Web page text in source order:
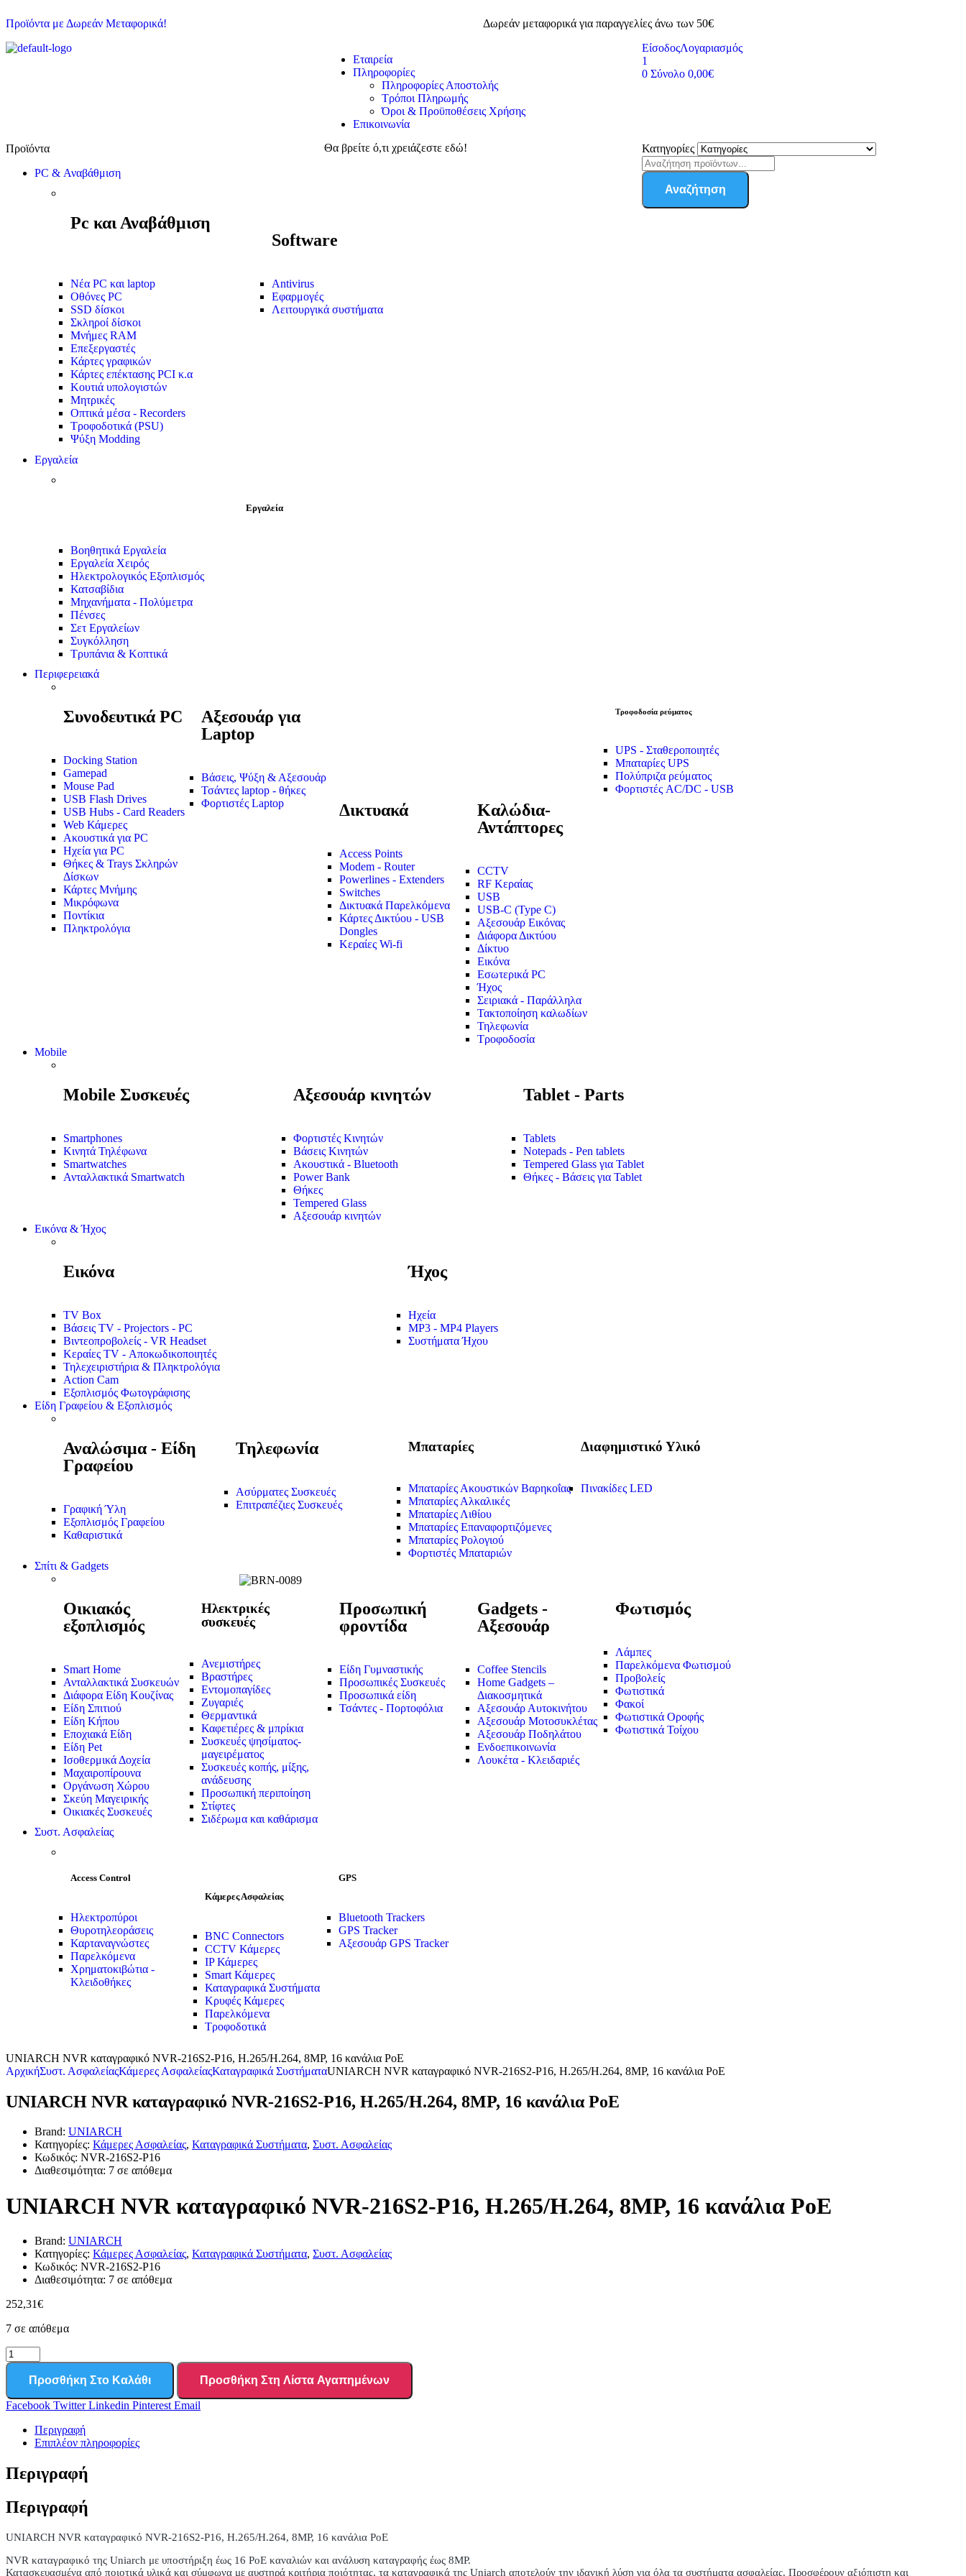
Προϊόντα με Δωρεάν Μεταφορικά! Δωρεάν μεταφορικά για παραγγελίες άνω των 50€
Εταιρεία
Πληροφορίες
Πληροφορίες Αποστολής
Τρόποι Πληρωμής
Όροι & Προϋποθέσεις Χρήσης
Επικοινωνία
ΕίσοδοςΛογαριασμός
1
0Σύνολο 0,00€
PC & Αναβάθμιση
Pc και Αναβάθμιση
Software
Νέα PC και laptop
Οθόνες PC
SSD δίσκοι
Σκληροί δίσκοι
Μνήμες RAM
Επεξεργαστές
Κάρτες γραφικών
Κάρτες επέκτασης PCI κ.α
Κουτιά υπολογιστών
Μητρικές
Οπτικά μέσα - Recorders
Τροφοδοτικά (PSU)
Ψύξη Modding
Antivirus
Εφαρμογές
Λειτουργικά συστήματα
Εργαλεία
Εργαλεία
Βοηθητικά Εργαλεία
Εργαλεία Χειρός
Ηλεκτρολογικός Εξοπλισμός
Κατσαβίδια
Μηχανήματα - Πολύμετρα
Πένσες
Σετ Εργαλείων
Συγκόλληση
Τρυπάνια & Κοπτικά
Περιφερειακά
Συνοδευτικά PC
Docking Station
Gamepad
Mouse Pad
USB Flash Drives
USB Hubs - Card Readers
Web Κάμερες
Ακουστικά για PC
Ηχεία για PC
Θήκες & Trays Σκληρών
Δίσκων
Κάρτες Μνήμης
Μικρόφωνα
Ποντίκια
Πληκτρολόγια
Αξεσουάρ για
Laptop
Βάσεις, Ψύξη & Αξεσουάρ
Τσάντες laptop - θήκες
Φορτιστές Laptop
Δικτυακά
Access Points
Modem - Router
Powerlines - Extenders
Switches
Δικτυακά Παρελκόμενα
Κάρτες Δικτύου - USB
Dongles
Κεραίες Wi-fi
Καλώδια-
Αντάπτορες
CCTV
RF Κεραίας
USB
USB-C (Type C)
Αξεσουάρ Εικόνας
Διάφορα Δικτύου
Δίκτυο
Εικόνα
Εσωτερικά PC
Ήχος
Σειριακά - Παράλληλα
Τακτοποίηση καλωδίων
Τηλεφωνία
Τροφοδοσία
Τροφοδοσία ρεύματος
UPS - Σταθεροποιητές
Μπαταρίες UPS
Πολύπριζα ρεύματος
Φορτιστές AC/DC - USB
Mobile
Mobile Συσκευές
Smartphones
Κινητά Τηλέφωνα
Smartwatches
Ανταλλακτικά Smartwatch
Αξεσουάρ κινητών
Φορτιστές Κινητών
Βάσεις Κινητών
Ακουστικά - Bluetooth
Power Bank
Θήκες
Tempered Glass
Αξεσουάρ κινητών
Tablet - Parts
Tablets
Notepads - Pen tablets
Tempered Glass για Tablet
Θήκες - Βάσεις για Tablet
Εικόνα & Ήχος
Εικόνα
TV Box
Βάσεις TV - Projectors - PC
Βιντεοπροβολείς - VR Headset
Κεραίες TV - Αποκωδικοποιητές
Τηλεχειριστήρια & Πληκτρολόγια
Action Cam
Εξοπλισμός Φωτογράφισης
Ήχος
Ηχεία
MP3 - MP4 Players
Συστήματα Ήχου
Είδη Γραφείου & Εξοπλισμός
Αναλώσιμα - Είδη
Γραφείου
Γραφική Ύλη
Εξοπλισμός Γραφείου
Καθαριστικά
Τηλεφωνία
Ασύρματες Συσκευές
Επιτραπέζιες Συσκευές
Μπαταρίες
Μπαταρίες Ακουστικών Βαρηκοΐας
Μπαταρίες Αλκαλικές
Μπαταρίες Λιθίου
Μπαταρίες Επαναφορτιζόμενες
Μπαταρίες Ρολογιού
Φορτιστές Μπαταριών
Διαφημιστικό Υλικό
Πινακίδες LED
Σπίτι & Gadgets
Οικιακός
εξοπλισμός
Smart Home
Ανταλλακτικά Συσκευών
Διάφορα Είδη Κουζίνας
Είδη Σπιτιού
Είδη Κήπου
Εποχιακά Είδη
Είδη Pet
Ισοθερμικά Δοχεία
Μαχαιροπίρουνα
Οργάνωση Χώρου
Σκεύη Μαγειρικής
Οικιακές Συσκευές
Ηλεκτρικές
συσκευές
Ανεμιστήρες
Βραστήρες
Εντομοπαγίδες
Ζυγαριές
Θερμαντικά
Καφετιέρες & μπρίκια
Συσκευές ψησίματος-
μαγειρέματος
Συσκευές κοπής, μίξης,
ανάδευσης
Προσωπική περιποίηση
Στίφτες
Σιδέρωμα και καθάρισμα
Προσωπική
φροντίδα
Είδη Γυμναστικής
Προσωπικές Συσκευές
Προσωπικά είδη
Τσάντες - Πορτοφόλια
Gadgets -
Αξεσουάρ
Coffee Stencils
Home Gadgets –
Διακοσμητικά
Αξεσουάρ Αυτοκινήτου
Αξεσουάρ Μοτοσυκλέτας
Αξεσουάρ Ποδηλάτου
Ενδοεπικοινωνία
Λουκέτα - Κλειδαριές
Φωτισμός
Λάμπες
Παρελκόμενα Φωτισμού
Προβολείς
Φωτιστικά
Φακοί
Φωτιστικά Οροφής
Φωτιστικά Τοίχου
Συστ. Ασφαλείας
Access Control
Ηλεκτροπύροι
Θυροτηλεοράσεις
Καρταναγνώστες
Παρελκόμενα
Χρηματοκιβώτια -
Κλειδοθήκες
Κάμερες Ασφαλείας
BNC Connectors
CCTV Κάμερες
IP Κάμερες
Smart Κάμερες
Καταγραφικά Συστήματα
Κρυφές Κάμερες
Παρελκόμενα
Τροφοδοτικά
GPS
Bluetooth Trackers
GPS Tracker
Αξεσουάρ GPS Tracker
Θα βρείτε ό,τι χρειάζεστε εδώ! Κατηγορίες
Αναζήτηση
UNIARCH NVR καταγραφικό NVR-216S2-P16, H.265/H.264, 8MP, 16 κανάλια PoE
ΑρχικήΣυστ. ΑσφαλείαςΚάμερες ΑσφαλείαςΚαταγραφικά ΣυστήματαUNIARCH NVR καταγραφικό NVR-216S2-P16, H.265/H.264, 8MP, 16 κανάλια PoE
UNIARCH NVR καταγραφικό NVR-216S2-P16, H.265/H.264, 8MP, 16 κανάλια PoE
Brand: UNIARCH
Κατηγορίες: Κάμερες Ασφαλείας, Καταγραφικά Συστήματα, Συστ. Ασφαλείας
Κωδικός: NVR-216S2-P16
Διαθεσιμότητα: 7 σε απόθεμα
UNIARCH NVR καταγραφικό NVR-216S2-P16, H.265/H.264, 8MP, 16 κανάλια PoE
Brand: UNIARCH
Κατηγορίες: Κάμερες Ασφαλείας, Καταγραφικά Συστήματα, Συστ. Ασφαλείας
Κωδικός: NVR-216S2-P16
Διαθεσιμότητα: 7 σε απόθεμα
252,31€
7 σε απόθεμα
Προσθήκη Στο Καλάθι Προσθήκη Στη Λίστα Αγαπημένων
Facebook Twitter Linkedin Pinterest Email
Περιγραφή
Επιπλέον πληροφορίες
Περιγραφή
Περιγραφή
UNIARCH NVR καταγραφικό NVR-216S2-P16, H.265/H.264, 8MP, 16 κανάλια PoE
NVR καταγραφικό της Uniarch με υποστήριξη έως 16 PoE καναλιών και ανάλυση καταγραφής έως 8MP.
Κατασκευασμένα από ποιοτικά υλικά και σύμφωνα με αυστηρά κριτήρια ποιότητας, τα καταγραφικά της Uniarch αποτελούν την ιδανική λύση για όλα τα συστήματα ασφαλείας. Προσφέρουν αξιόπιστη και